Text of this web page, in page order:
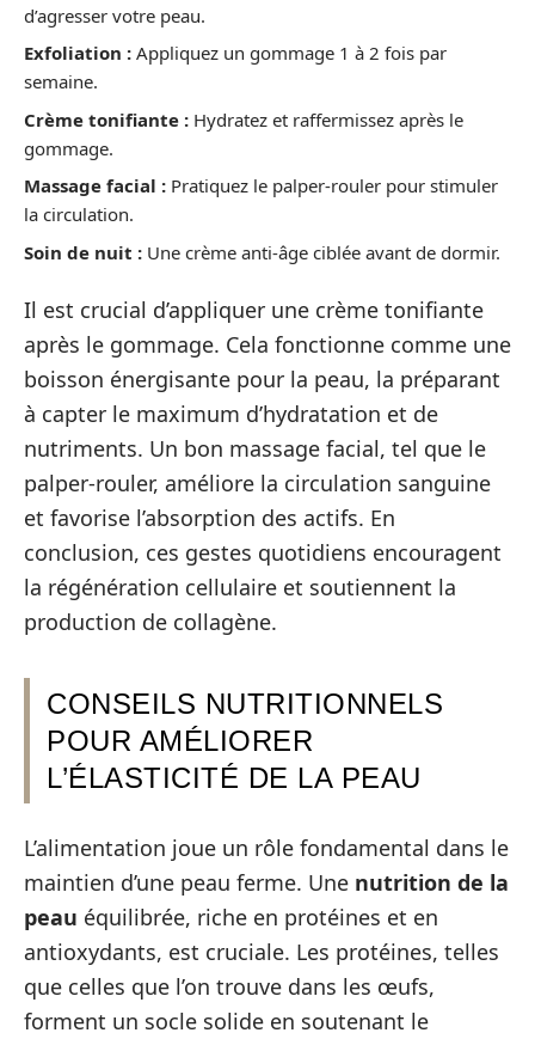
d’agresser votre peau.
Exfoliation : Appliquez un gommage 1 à 2 fois par
semaine.
Crème tonifiante : Hydratez et raffermissez après le
gommage.
Massage facial : Pratiquez le palper-rouler pour stimuler
la circulation.
Soin de nuit : Une crème anti-âge ciblée avant de dormir.
Il est crucial d’appliquer une crème tonifiante
après le gommage. Cela fonctionne comme une
boisson énergisante pour la peau, la préparant
à capter le maximum d’hydratation et de
nutriments. Un bon massage facial, tel que le
palper-rouler, améliore la circulation sanguine
et favorise l’absorption des actifs. En
conclusion, ces gestes quotidiens encouragent
la régénération cellulaire et soutiennent la
production de collagène.
CONSEILS NUTRITIONNELS
POUR AMÉLIORER
L’ÉLASTICITÉ DE LA PEAU
L’alimentation joue un rôle fondamental dans le
maintien d’une peau ferme. Une nutrition de la
peau équilibrée, riche en protéines et en
antioxydants, est cruciale. Les protéines, telles
que celles que l’on trouve dans les œufs,
forment un socle solide en soutenant le